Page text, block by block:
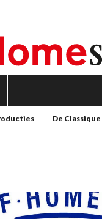
De Classique